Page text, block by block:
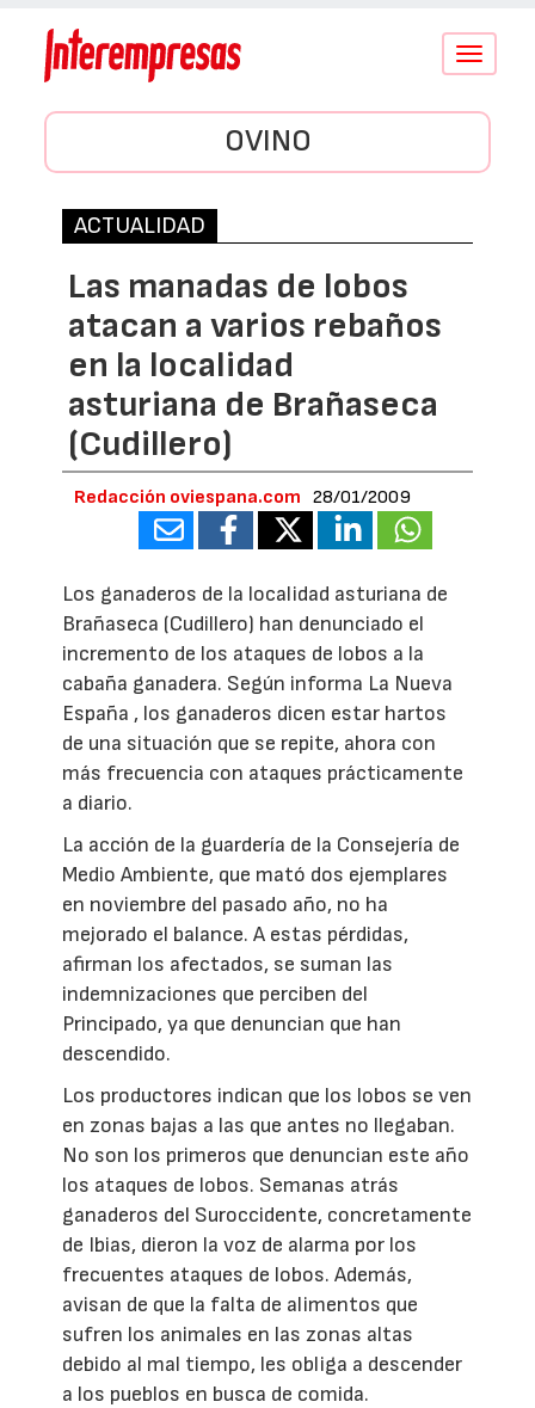
Conmutar
OVINO
ACTUALIDAD
Las manadas de lobos
atacan a varios rebaños
en la localidad
asturiana de Brañaseca
(Cudillero)
Redacción oviespana.com 28/01/2009
Los ganaderos de la localidad asturiana de
Brañaseca (Cudillero) han denunciado el
incremento de los ataques de lobos a la
cabaña ganadera. Según informa La Nueva
España , los ganaderos dicen estar hartos
de una situación que se repite, ahora con
más frecuencia con ataques prácticamente
a diario.
La acción de la guardería de la Consejería de
Medio Ambiente, que mató dos ejemplares
en noviembre del pasado año, no ha
mejorado el balance. A estas pérdidas,
afirman los afectados, se suman las
indemnizaciones que perciben del
Principado, ya que denuncian que han
descendido.
Los productores indican que los lobos se ven
en zonas bajas a las que antes no llegaban.
No son los primeros que denuncian este año
los ataques de lobos. Semanas atrás
ganaderos del Suroccidente, concretamente
de Ibias, dieron la voz de alarma por los
frecuentes ataques de lobos. Además,
avisan de que la falta de alimentos que
sufren los animales en las zonas altas
debido al mal tiempo, les obliga a descender
a los pueblos en busca de comida.